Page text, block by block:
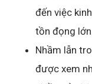
đến việc
tồn đọng lớn.
Nhầm lẫn
được xem